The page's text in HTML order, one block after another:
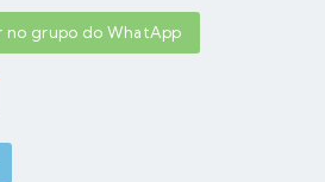
no grupo do WhatApp